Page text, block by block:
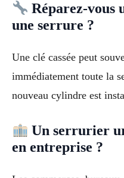
Réparez-vous
une serrure ?
Une clé cassée peut
immédiatement toute la
nouveau cylindre est
Un serrurier
en entreprise ?